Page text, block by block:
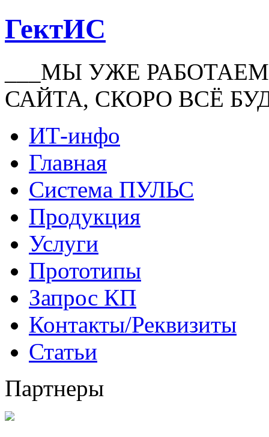
ГектИС
___МЫ УЖЕ
САЙТА, СКОРО ВСЁ
ИТ-инфо
Главная
Система ПУЛЬС
Продукция
Услуги
Прототипы
Запрос КП
Контакты/Реквизиты
Статьи
Партнеры